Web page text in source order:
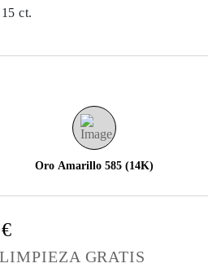
ct.
Oro Amarillo 585 (14K)
GRATIS